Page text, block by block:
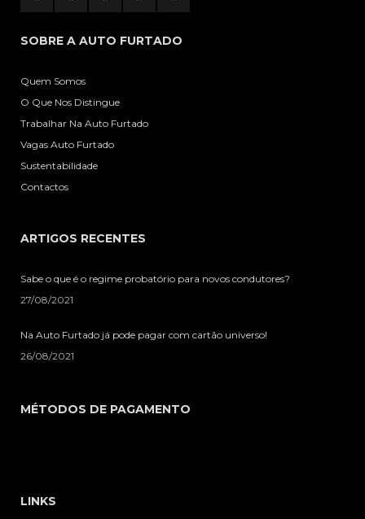
SOBRE A AUTO FURTADO
Quem Somos
O Que Nos Distingue
Trabalhar Na Auto Furtado
Vagas Auto Furtado
Sustentabilidade
Contactos
ARTIGOS RECENTES
Sabe o que é o regime probatório para novos condutores?
27/08/2021
Na Auto Furtado já pode pagar com cartão universo!
26/08/2021
MÉTODOS DE PAGAMENTO
LINKS